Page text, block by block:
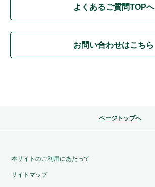
よくあるご質問TOPへ
お問い合わせはこちら
ページトップへ
本サイトのご利用にあたって
サイトマップ